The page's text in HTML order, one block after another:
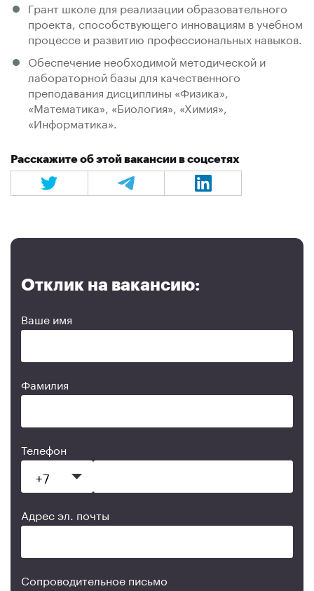
Грант школе для реализации образовательного
проекта, способствующего инновациям в учебном
процессе и развитию профессиональных навыков.
Обеспечение необходимой методической и
лабораторной базы для качественного
преподавания дисциплины «Физика»,
«Математика», «Биология», «Химия»,
«Информатика».
Расскажите об этой вакансии в соцсетях
Отклик на вакансию:
Ваше имя
Фамилия
Телефон
Адрес эл. почты
Сопроводительное письмо